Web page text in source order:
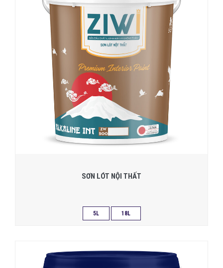
SƠN LÓT NỘI THẤT
5L 18L